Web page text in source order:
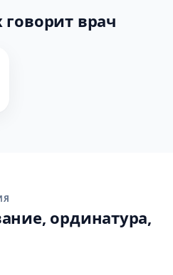
врач
ординатура,